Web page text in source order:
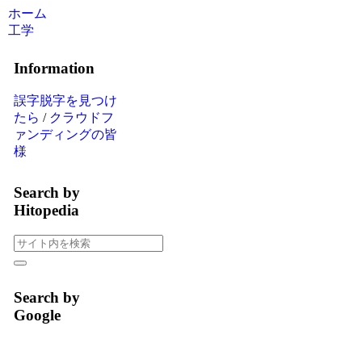
ホーム
工学
Information
誤字脱字を見つけ
たら / クラウドフ
ァンディングの皆
様
Search by
Hitopedia
Search by
Google